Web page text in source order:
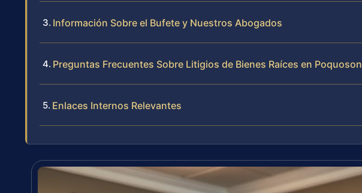
Información Sobre el Bufete y Nuestros Abogados
Preguntas Frecuentes Sobre Litigios de Bienes Raíces en Poquoson
Enlaces Internos Relevantes